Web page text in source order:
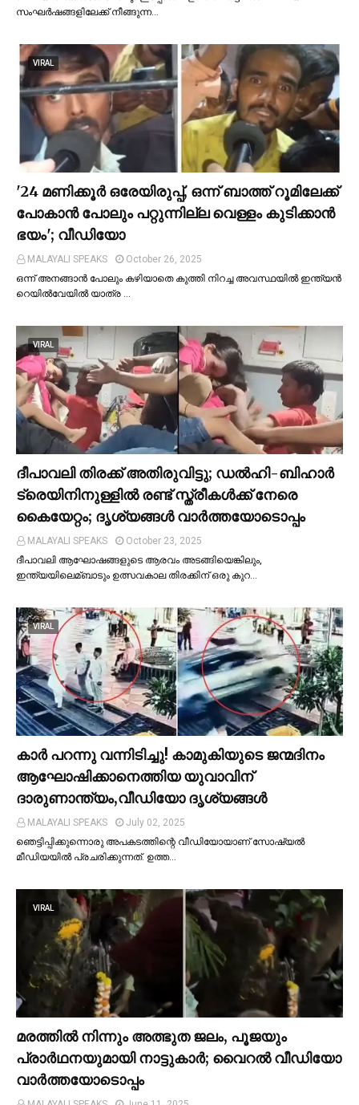
സംഘര്‍ഷങ്ങളിലേക്ക് നീങ്ങുന്ന…
VIRAL
'24 മണിക്കൂര്‍ ഒരേയിരുപ്പ്, ഒന്ന് ബാത്ത് റൂമിലേക്ക്
പോകാന്‍ പോലും പറ്റുന്നില്ല വെള്ളം കുടിക്കാന്‍
ഭയം'; വീഡിയോ
MALAYALI SPEAKS
October 26, 2025
ഒന്ന് അനങ്ങാന്‍ പോലും കഴിയാതെ കുത്തി നിറച്ച അവസ്ഥയില്‍ ഇന്ത്യന്‍
റെയില്‍വേയില്‍ യാത്ര …
VIRAL
ദീപാവലി തിരക്ക് അതിരുവിട്ടു; ഡല്‍ഹി-ബിഹാര്‍
ട്രെയിനിനുള്ളില്‍ രണ്ട് സ്ത്രീകള്‍ക്ക് നേരെ
കൈയേറ്റം; ദൃശ്യങ്ങള്‍ വാർത്തയോടൊപ്പം
MALAYALI SPEAKS
October 23, 2025
ദീപാവലി ആഘോഷങ്ങളുടെ ആരവം അടങ്ങിയെങ്കിലും,
ഇന്ത്യയിലെമ്ബാടും ഉത്സവകാല തിരക്കിന് ഒരു കുറ…
VIRAL
കാര്‍ പറന്നു വന്നിടിച്ചു! കാമുകിയുടെ ജന്മദിനം
ആഘോഷിക്കാനെത്തിയ യുവാവിന്
ദാരുണാന്ത്യം,വീഡിയോ ദൃശ്യങ്ങൾ
MALAYALI SPEAKS
July 02, 2025
ഞെട്ടിപ്പിക്കുന്നൊരു അപകടത്തിന്റെ വീഡിയോയാണ് സോഷ്യല്‍
മീഡിയയില്‍ പ്രചരിക്കുന്നത്. ഉത്ത…
VIRAL
മരത്തില്‍ നിന്നും അത്ഭുത ജലം, പൂജയും
പ്രാര്‍ഥനയുമായി നാട്ടുകാര്‍; വൈറൽ വീഡിയോ
വാർത്തയോടൊപ്പം